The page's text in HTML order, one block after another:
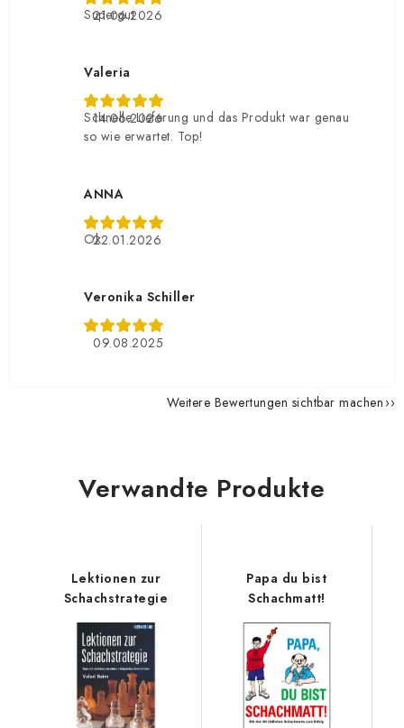
21.06.2026
Supergut
Valeria
14.06.2026
Schnelle Lieferung und das Produkt war genau
so wie erwartet. Top!
ANNA
22.01.2026
Ok
Veronika Schiller
09.08.2025
Weitere Bewertungen sichtbar machen
Verwandte Produkte
Lektionen zur
Schachstrategie
Papa du bist
Schachmatt!